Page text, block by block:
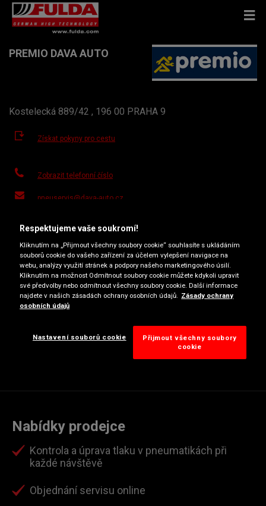
PREMIO DAVA AUTO
Kostelecká 889/42 , 196 00 PRAHA 9
Získat pokyny pro cestu
Zobrazit telefonní číslo
pneuservis@dava-auto.cz
Otevírací doba
Pondělí 08:00
17:00
Úterý
08:00
17:00
Středa
08:00
17:00
Čtvrtek
08:00
17:00
Sobota
Zavřeno
Nabídky prodejce
Kontrola a úprava tlaku v pneumatikách při
každé návštěvě
Objednání servisu online
Respektujeme vaše soukromí!
Kliknutím na „Přijmout všechny soubory cookie“ souhlasíte s ukládáním
souborů cookie do vašeho zařízení za účelem vylepšení navigace na
webu, analýzy využití stránek a podpory našeho marketingového úsilí.
Kliknutím na možnost Odmítnout soubory cookie můžete kdykoli upravit
své předvolby nebo odmítnout všechny soubory cookie. Další informace
najdete v našich zásadách ochrany osobních údajů. Zásady ochrany
osobních údajů
Nastavení souborů cookie
Přijmout všechny soubory
cookie